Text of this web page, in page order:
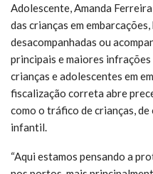
Adolescente, Amanda
das crianças em
desacompanhadas ou
principais e maiores
crianças e adolescentes em
fiscalização correta abre
como o tráfico de crianças,
infantil.
“Aqui estamos pensando a